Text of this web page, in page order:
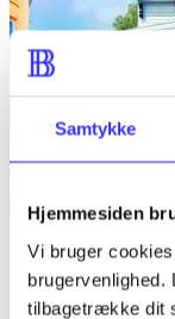
Samtykke
Hjemmesiden
Vi bruger
tilbagetrække dit
Biografen ved havet
Holly Hepburn